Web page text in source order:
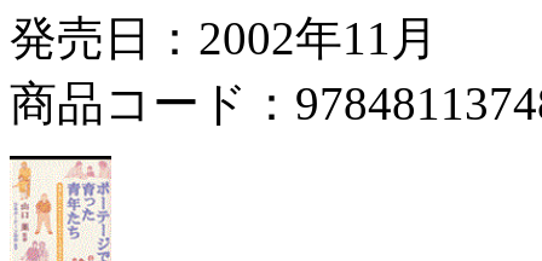
発売日：2002年11月
商品コード：